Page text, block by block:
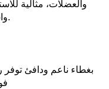
والعضلات، مثالية
واسترخاء للجسم.